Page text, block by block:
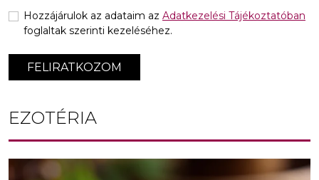
FELIRATKOZOM
Hozzájárulok az adataim az Adatkezelési Tájékoztatóban
foglaltak szerinti kezeléséhez.
EZOTÉRIA